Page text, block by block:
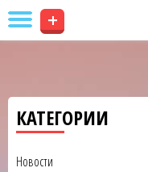
+
КАТЕГОРИИ
Новости